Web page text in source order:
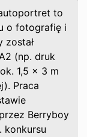
to
o fotografię i
został
(np. druk
1,5 x 3 m
Praca
Berryboy
konkursu